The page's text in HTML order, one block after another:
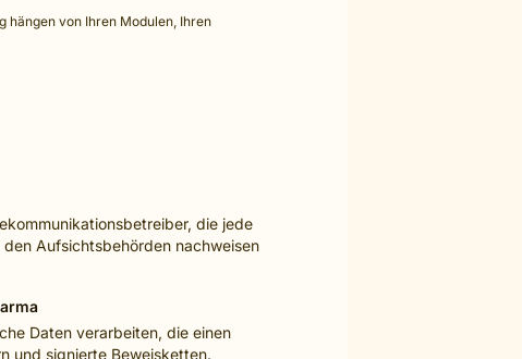
von Ihren Modulen, Ihren
die jede
Aufsichtsbehörden nachweisen
Daten verarbeiten, die einen
und signierte Beweisketten.